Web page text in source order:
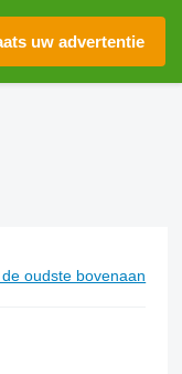
uw advertentie
oudste bovenaan